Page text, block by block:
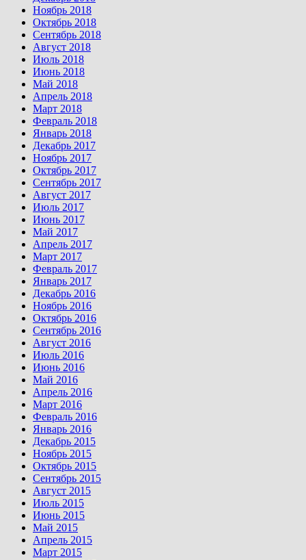
Ноябрь 2018
Октябрь 2018
Сентябрь 2018
Август 2018
Июль 2018
Июнь 2018
Май 2018
Апрель 2018
Март 2018
Февраль 2018
Январь 2018
Декабрь 2017
Ноябрь 2017
Октябрь 2017
Сентябрь 2017
Август 2017
Июль 2017
Июнь 2017
Май 2017
Апрель 2017
Март 2017
Февраль 2017
Январь 2017
Декабрь 2016
Ноябрь 2016
Октябрь 2016
Сентябрь 2016
Август 2016
Июль 2016
Июнь 2016
Май 2016
Апрель 2016
Март 2016
Февраль 2016
Январь 2016
Декабрь 2015
Ноябрь 2015
Октябрь 2015
Сентябрь 2015
Август 2015
Июль 2015
Июнь 2015
Май 2015
Апрель 2015
Март 2015